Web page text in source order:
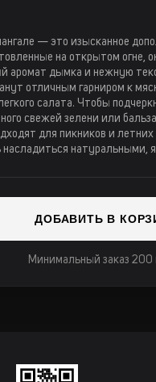
— это изысканное
на открытом огне,
аромат дымка и нежную
отличным гарниром к
салата. Чтобы
свежей зелени или
для пикников и
насладиться натуральными,
ДОБАВИТЬ В
Минимальный заказ 200